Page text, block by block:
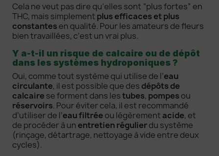
Cela ne veut pas dire qu’elles sont “plus fortes” en
THC, mais simplement plus efficaces et plus
constantes en qualité. Pour les amateurs de fleurs
bien travaillées, c’est un vrai plus.
Y a-t-il un risque de calcaire ou de dépôt
dans les systèmes hydroponiques ?
Oui, comme tout système qui utilise de l’eau
circulante, il est possible que des dépôts de
calcaire se forment dans lestubes, pompes ou
réservoirs. Pour éviter cela, il est recommandé
d’utiliser de l’eau filtrée ou légèrement acide, et
de procéder à un entretien régulierdu système
(rinçage, détartrage, nettoyage à vide entre deux
cycles).